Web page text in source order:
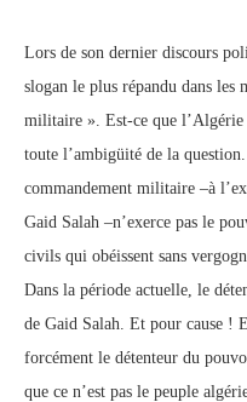
Lors de son dernier discours
slogan le plus répandu dans
militaire ». Est-ce que l’Algérie
toute l’ambigüité de la
commandement militaire –à
Gaid Salah –n’exerce pas le
civils qui obéissent sans
Dans la période actuelle, le
de Gaid Salah. Et pour cause !
forcément le détenteur du
que ce n’est pas le peuple